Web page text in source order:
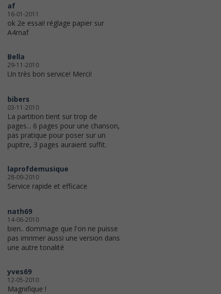
af
16-01-2011
ok 2e essai! réglage papier sur
A4rnaf
Bella
29-11-2010
Un très bon service! Merci!
bibers
03-11-2010
La partition tient sur trop de
pages... 6 pages pour une chanson,
pas pratique pour poser sur un
pupitre, 3 pages auraient suffit.
laprofdemusique
28-09-2010
Service rapide et efficace
nath69
14-06-2010
bien.. dommage que l'on ne puisse
pas imrimer aussi une version dans
une autre tonalité
yves69
12-05-2010
Magnifique !